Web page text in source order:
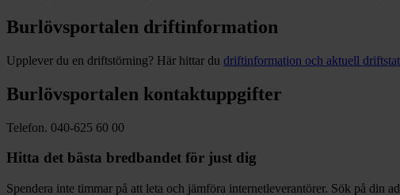
Burlövsportalen driftinformation
Upplever du en driftstörning? Här hittar du driftinformation och aktuell
Burlövsportalen kontaktuppgifter
Telefon. 040-625 60 00
Hitta det bästa bredbandet för just dig
Spendera inte timmar på att leta och jämföra internetleverantörer. Sök på din